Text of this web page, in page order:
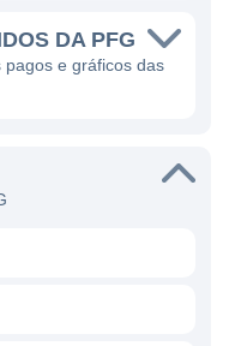
DA PFG
e gráficos das